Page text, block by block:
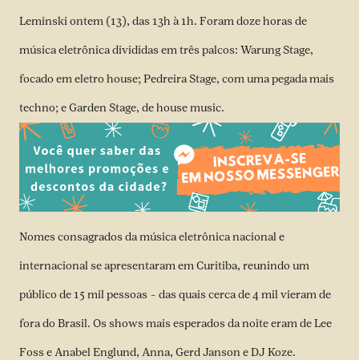
Leminski ontem (13), das 13h à 1h. Foram doze horas de
música eletrônica divididas em três palcos: Warung Stage,
focado em eletro house; Pedreira Stage, com uma pegada mais
techno; e Garden Stage, de house music.
Nomes consagrados da música eletrônica nacional e
internacional se apresentaram em Curitiba, reunindo um
público de 15 mil pessoas – das quais cerca de 4 mil vieram de
fora do Brasil. Os shows mais esperados da noite eram de Lee
Foss e Anabel Englund, Anna, Gerd Janson e DJ Koze.